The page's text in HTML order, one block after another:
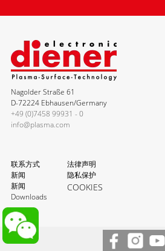
Nagolder Straße 61
D-72224 Ebhausen/Germany
+49 (0)7458 99931 - 0
info@plasma.com
联系方式
新闻
新闻
Downloads
法律声明
隐私保护
COOKIES